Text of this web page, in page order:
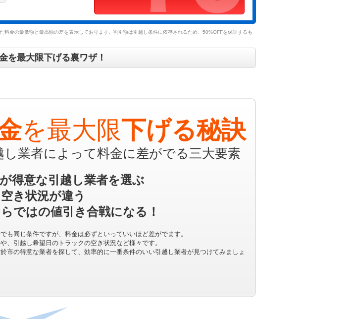
金の最低額と最高額の差を表示しております。割引額は引越し条件に依存されるため、50%OFFを保証するも
を最大限下げる裏ワザ！
を最大限下げる秘訣
し業者によって料金に差がでる三大要素
得意な引越し業者を選ぶ
き状況が違う
ではの値引き合戦になる！
も同じ条件ですが、料金は必ずといっていいほど差がでます。
、引越し希望日のトラックの空き状況など様々です。
市の得意な業者を探して、効率的に一番条件のいい引越し業者が見つけてみましょ